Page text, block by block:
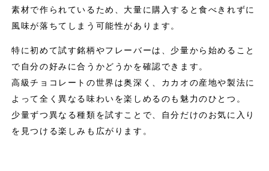
素材で作られているため、大量に購入すると食べきれずに
風味が落ちてしまう可能性があります。
特に初めて試す銘柄やフレーバーは、少量から始めること
で自分の好みに合うかどうかを確認できます。
高級チョコレートの世界は奥深く、カカオの産地や製法に
よって全く異なる味わいを楽しめるのも魅力のひとつ。
少量ずつ異なる種類を試すことで、自分だけのお気に入り
を見つける楽しみも広がります。